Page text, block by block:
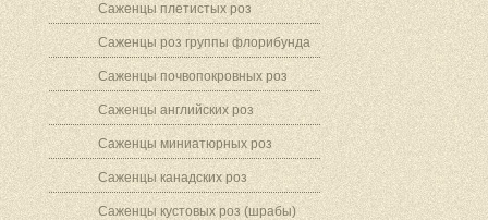
Саженцы плетистых роз
Саженцы роз группы флорибунда
Саженцы почвопокровных роз
Саженцы английских роз
Саженцы миниатюрных роз
Саженцы канадских роз
Саженцы кустовых роз (шрабы)